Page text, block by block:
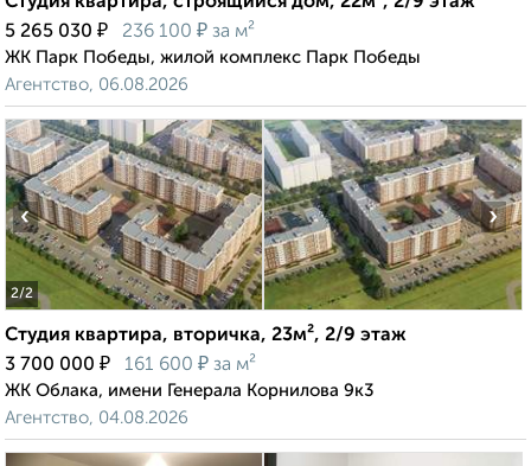
5 265 030 ₽ 236 100 ₽ за м²
ЖК Парк Победы, жилой комплекс Парк Победы
Агентство, 06.08.2026
2/2
‹ ›
Студия квартира, вторичка, 23м², 2/9 этаж
3 700 000 ₽ 161 600 ₽ за м²
ЖК Облака, имени Генерала Корнилова 9к3
Агентство, 04.08.2026